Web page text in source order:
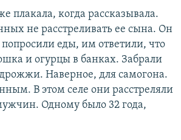
плакала, когда рассказывала.
не расстреливать ее сына. Он
еды, им ответили, что
и огурцы в банках. Забрали
Наверное, для самогона.
В этом селе они расстреляли
Одному было 32 года,